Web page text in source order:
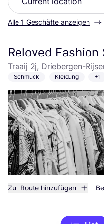
Alle 1 Geschäfte anzeigen
Reloved Fashion
Traaij 2j, Driebergen-
Schmuck Kleidung +1
Zur Route hinzufügen